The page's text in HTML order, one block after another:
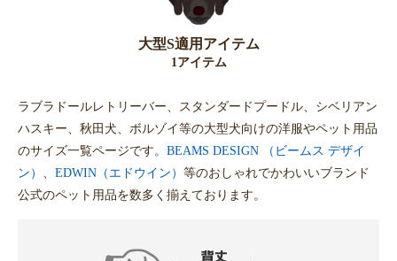
大型S適用アイテム
1アイテム
ラブラドールレトリーバー、スタンダードプードル、シベリアン
ハスキー、秋田犬、ボルゾイ等の大型犬向けの洋服やペット用品
のサイズ一覧ページです。 BEAMS DESIGN （ビームス デザイ
ン）
EDWIN（エドウイン） 等のおしゃれでかわいいブランド
公式のペット用品を数多く揃えております。